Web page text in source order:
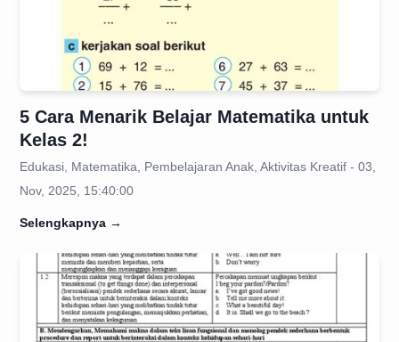
5 Cara Menarik Belajar Matematika untuk
Kelas 2!
Edukasi, Matematika, Pembelajaran Anak, Aktivitas Kreatif - 03,
Nov, 2025, 15:40:00
Selengkapnya →